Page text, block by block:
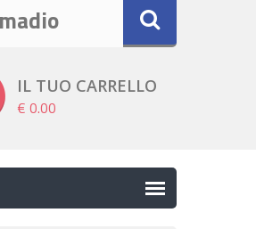
IL TUO CARRELLO
€ 0.00